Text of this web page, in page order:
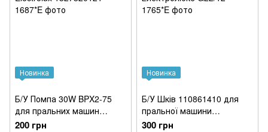
Новинка
Б/У Помпа 30W BPX2-75
для пральних машин
Electrolux 1327320121
200 грн
Новинка
Б/У Шків 110861410 для
пральної машини
Електролюкс G22/12
300 грн